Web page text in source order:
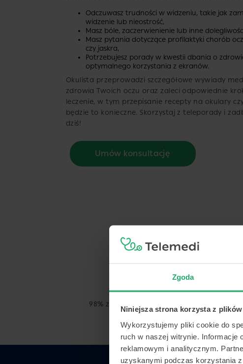
Zgoda
Niniejsza strona korzysta z
Wykorzystujemy pliki cookie do
ruch w naszej witrynie. Informacje
reklamowym i analitycznym.
uzyskanymi podczas korzystania z
Odczuwasz trudności w widzeniu, takie jak
widzenie lub nieostrość,
Masz bóle, zaczerwienienie lub inne
Masz pytania dotyczące profilaktyki chorób
czy jaskra,
Potrzebujesz porady w kwestii dbania o
optymalnego korzystania z ekranów.
Okulista przeprowadzi szczegółowe wywiady
zdrowia Twoich oczu oraz zaleci odpowiednie
leczenie, w tym przepisanie recepty na okulary
będzie to konieczne. Skorzystaj z teleporady i
dziś!
Umów konsultację
98% zadowolonych użytkowników